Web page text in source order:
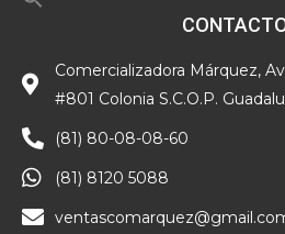
Comercializadora Márquez,
#801 Colonia S.C.O.P.
(81) 80-08-08-60
(81) 8120 5088